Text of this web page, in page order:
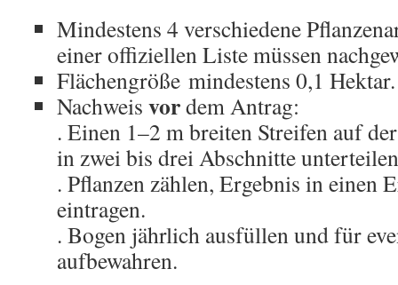
Mindestens 4 verschiedene
einer offiziellen Liste müssen
Flächengröße mindestens 0,1 Hektar.
Nachweis vordem Antrag:
. Einen 1–2 m breiten Streifen auf
in zwei bis drei Abschnitte
. Pflanzen zählen, Ergebnis in einen
eintragen.
. Bogen jährlich ausfüllen und für
aufbewahren.